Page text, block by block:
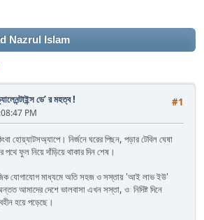
Nazrul Islam
#1
ডে’ র মহত্ব !
PM
হোয়্যাটসঅ্যাপে। নির্জনে ঘরের পিছন, পড়ার টেবিল ঘেষা
পথে ফুল নিয়ে দাঁড়িয়ে থাকার দিন শেষ।
যোগাযোগ মাধ্যমে অতি সহজ ও সস্তায় 'আই লাভ ইউ'
আমাদের দেশে ভালবাসা এখন সস্তা, ও নিদিষ্ট দিনে
হয়ে পড়েছে।